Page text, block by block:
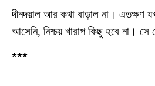
দীনদয়াল আর কথা বাড়াল না।
আসেনি, নিশ্চয় খারাপ কিছু হবে না। সে
***